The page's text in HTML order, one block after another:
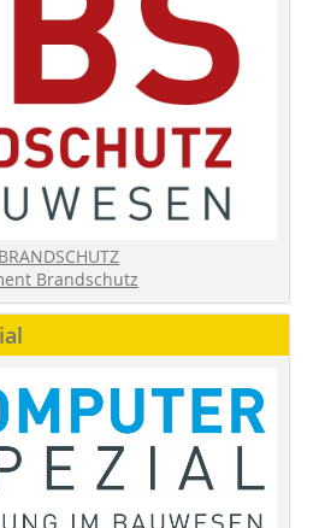
Brandschutz